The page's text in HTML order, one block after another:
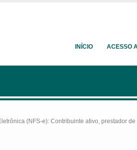
INÍCIO ACESSO
(NFS-e): Contribuinte ativo, prestador